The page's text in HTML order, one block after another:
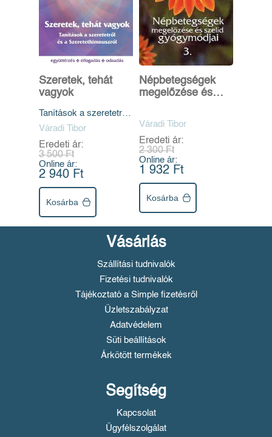
Szeretek, tehát
vagyok
Tanítások a szeretetről
és a
Váradi Tibor
Eredeti ár:
3 500 Ft
Online ár:
2 940 Ft
Kosárba
Népbetegségek
megelőzése és
Váradi Tibor
Eredeti ár:
2 300 Ft
Online ár:
1 932 Ft
Kosárba
Vásárlás
Szállítási tudnivalók
Fizetési tudnivalók
Tájékoztató a Simple fizetésről
Üzletszabályzat
Adatvédelem
Süti beállítások
Árkötött termékek
Segítség
Kapcsolat
Ügyfélszolgálat